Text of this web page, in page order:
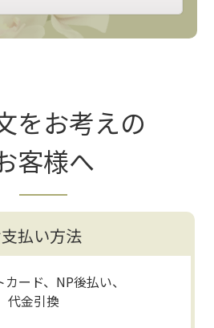
をお考えの
客様へ
払い方法
ード、NP後払い、
代金引換